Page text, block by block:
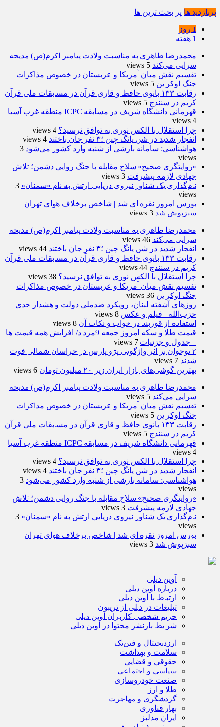
پربازدید ها پر بحث ترین ها
1 روز
1 هفته
محمدرضا طاهری به مناسبت ولادت پیامبر اکرم(ص) مدیحه
سرایی می‌کند 5 views
تقسیم نقش میان آمریکا و عربستان در خصوص مذاکرات
جنگ اوکراین 5 views
رقابت ۱۳۳ بانوی حافظ و قاری قرآن در مسابقات ملی قرآن
کریم در سنندج 5 views
قهرمانی دانشگاه شریف در مسابقه ICPC منطقه غرب آسیا
4 views
چرا استقلال با الکس نوری به توافق نرسید؟ 4 views
انفجار شدید در شن یانگ چین ؛۳ نفر جان باختند
4 views
هواشناسی: سامانه بارشی از شنبه وارد کشور می‌شود 3
views
«روایتگری صحیح» سلاح مقابله با جنگ روایی دشمن؛ تلاش
جهادی لازمه پیشرفت 3 views
نام‌گذاری یک شناور نیروی دریایی ارتش به نام «سمنان» 3
views
بورس امروز نقره ای شد | شاخص برخلاف هوای تهران
سبزپوش شد 3 views
محمدرضا طاهری به مناسبت ولادت پیامبر اکرم(ص) مدیحه
سرایی می‌کند 46 views
انفجار شدید در شن یانگ چین ؛۳ نفر جان باختند
44 views
رقابت ۱۳۳ بانوی حافظ و قاری قرآن در مسابقات ملی قرآن
کریم در سنندج 44 views
چرا استقلال با الکس نوری به توافق نرسید؟ 38 views
تقسیم نقش میان آمریکا و عربستان در خصوص مذاکرات
جنگ اوکراین 36 views
روزهای آشفته لبنان، رویکرد ضدملی دولت و هشدار جدی
حزب‌الله+ فیلم و عکس 8 views
استفاده از قوزبند در خواب و نکات آن 8 views
قیمت طلا و سکه امروز جمعه 9مرداد/ افزایش همه قیمت ها
+ جدول و جزئیات 7 views
۲ نوجوان بر اثر واژگونی پژو پارس در خراسان شمالی فوت
شدند 7 views
بهترین گوشی‌های بازار ایران زیر ۲۰ میلیون تومان
6 views
محمدرضا طاهری به مناسبت ولادت پیامبر اکرم(ص) مدیحه
سرایی می‌کند 5 views
تقسیم نقش میان آمریکا و عربستان در خصوص مذاکرات
جنگ اوکراین 5 views
رقابت ۱۳۳ بانوی حافظ و قاری قرآن در مسابقات ملی قرآن
کریم در سنندج 5 views
قهرمانی دانشگاه شریف در مسابقه ICPC منطقه غرب آسیا
4 views
چرا استقلال با الکس نوری به توافق نرسید؟ 4 views
انفجار شدید در شن یانگ چین ؛۳ نفر جان باختند
4 views
هواشناسی: سامانه بارشی از شنبه وارد کشور می‌شود 3
views
«روایتگری صحیح» سلاح مقابله با جنگ روایی دشمن؛ تلاش
جهادی لازمه پیشرفت 3 views
نام‌گذاری یک شناور نیروی دریایی ارتش به نام «سمنان» 3
views
بورس امروز نقره ای شد | شاخص برخلاف هوای تهران
سبزپوش شد 3 views
آوین دیلی
درباره آوین دیلی
ارتباط با آوین دیلی
تبلیغات در دیلی از تریبون
حریم شخصی کاربران آوین دیلی
شرایط بازنشر محتوا در آوین دیلی
ارزدیجیتال و فین‌تک
سلامت و بهداشت
حقوقی و قضایی
سیاسی و اجتماعی
صنعت خودروسازی
طلا و ارز
گردشگری و مهاجرت
بهار فناوری
ایران مدلبز